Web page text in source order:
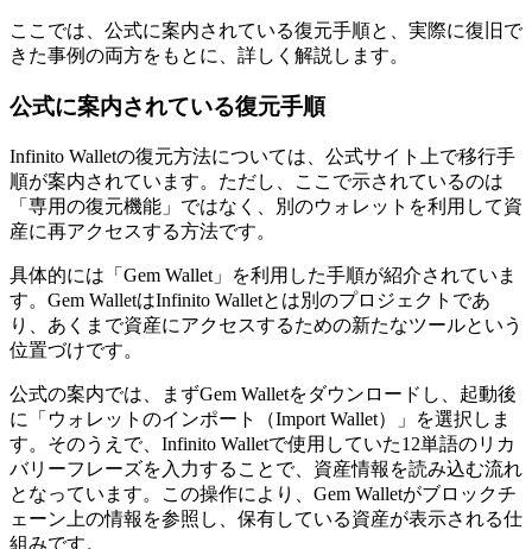
ここでは、公式に案内されている復元手順と、実際に復旧で
きた事例の両方をもとに、詳しく解説します。
公式に案内されている復元手順
Infinito Walletの復元方法については、公式サイト上で移行手
順が案内されています。ただし、ここで示されているのは
「専用の復元機能」ではなく、別のウォレットを利用して資
産に再アクセスする方法です。
具体的には「Gem Wallet」を利用した手順が紹介されていま
す。Gem WalletはInfinito Walletとは別のプロジェクトであ
り、あくまで資産にアクセスするための新たなツールという
位置づけです。
公式の案内では、まずGem Walletをダウンロードし、起動後
に「ウォレットのインポート（Import Wallet）」を選択しま
す。そのうえで、Infinito Walletで使用していた12単語のリカ
バリーフレーズを入力することで、資産情報を読み込む流れ
となっています。この操作により、Gem Walletがブロックチ
ェーン上の情報を参照し、保有している資産が表示される仕
組みです。